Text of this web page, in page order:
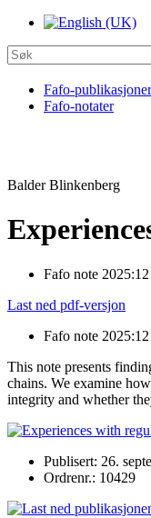
Fafo-publikasjoner
Fafo-notater
Balder Blinkenberg
Fafo note 2025:12
Last ned pdf-versjon
Fafo note 2025:12
This note presents
chains. We examine
integrity and whether
Publisert: 26.
Ordrenr.: 10429